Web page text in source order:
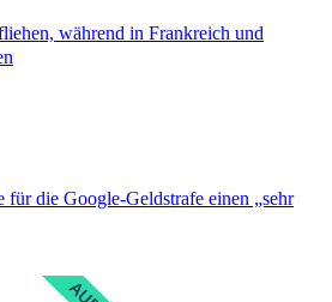
während in Frankreich und
die Google-Geldstrafe einen „sehr